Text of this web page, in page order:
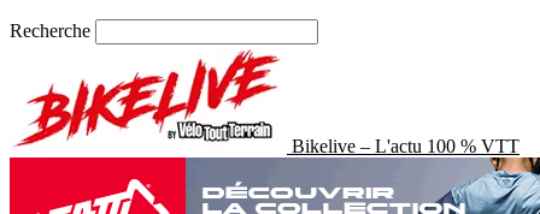
Recherche
Bikelive – L'actu 100 % VTT